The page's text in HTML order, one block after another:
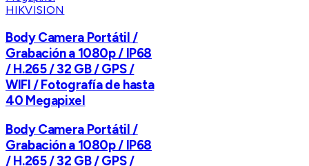
HIKVISION
Body Camera Portátil /
Grabación a 1080p / IP68
/ H.265 / 32 GB / GPS /
WIFI / Fotografía de hasta
40 Megapixel
Body Camera Portátil /
Grabación a 1080p / IP68
/ H.265 / 32 GB / GPS /